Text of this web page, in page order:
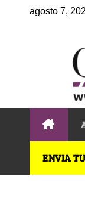
agosto 7,
ENVIA